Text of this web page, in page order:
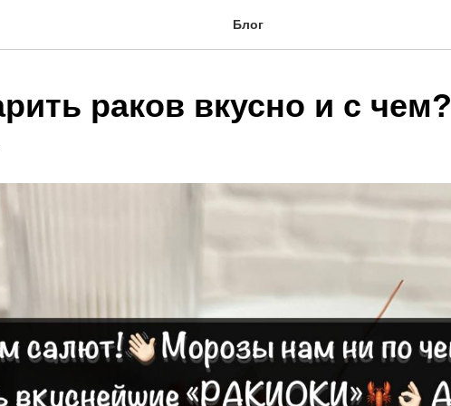
Блог
раков вкусно и с чем?